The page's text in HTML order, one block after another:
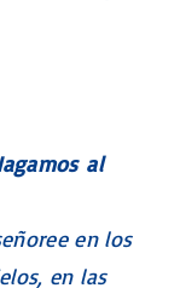
al
en los
en las